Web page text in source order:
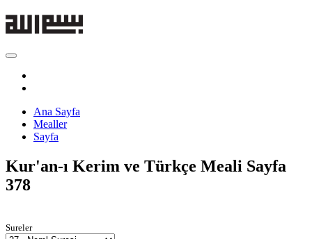
Ana Sayfa
Mealler
Sayfa
Kur'an-ı Kerim ve Türkçe Meali Sayfa
378
Sureler